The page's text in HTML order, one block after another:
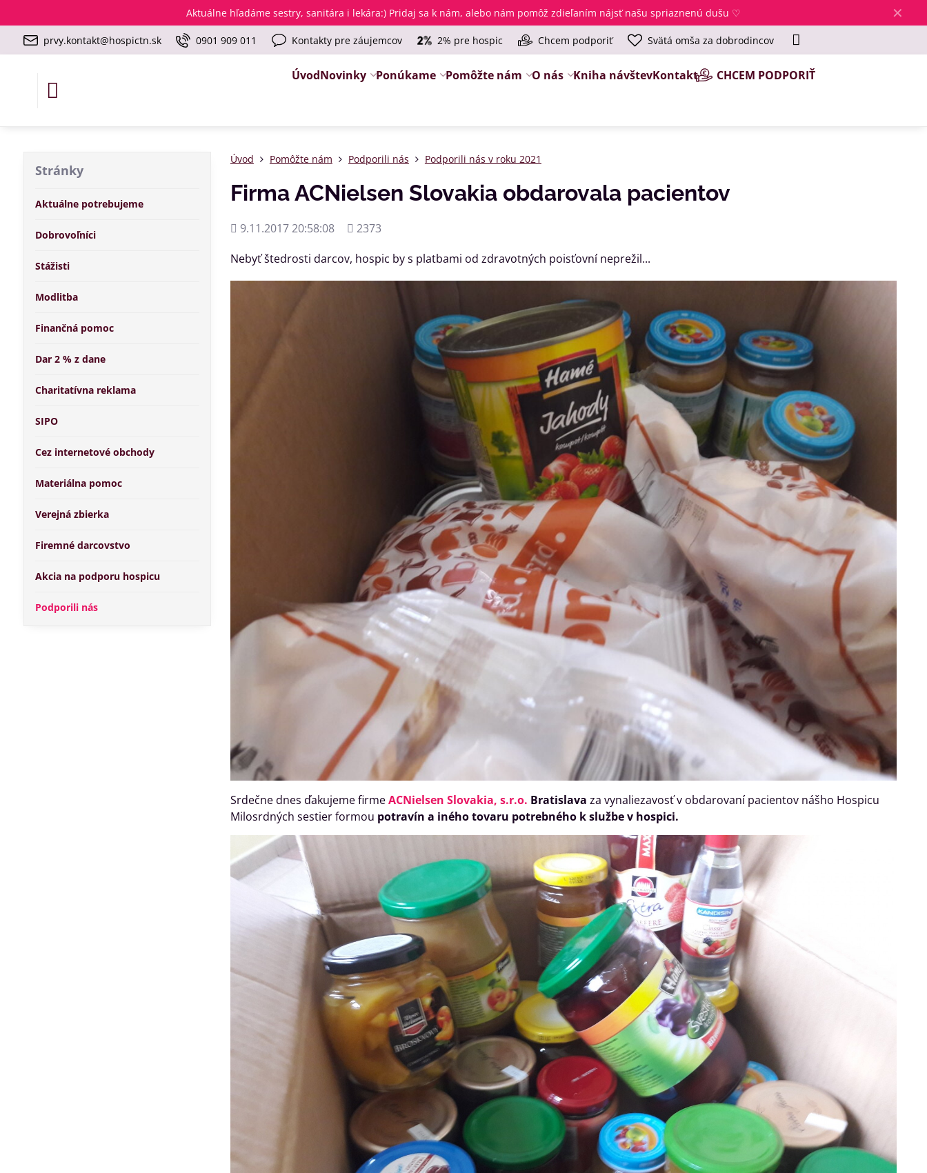
✕
Aktuálne hľadáme sestry, sanitára i lekára:) Pridaj sa k nám, alebo nám pomôž zdieľaním nájsť našu spriaznenú dušu ♡
prvy.kontakt@hospictn.sk 0901 909 011 Kontakty pre záujemcov 2% pre hospic Chcem podporiť Svätá omša za dobrodincov
ÚvodNovinky Ponúkame Pomôžte nám O nás Kniha návštevKontakt CHCEM PODPORIŤ
Úvod Pomôžte nám Podporili nás Podporili nás v roku 2021
Firma ACNielsen Slovakia obdarovala pacientov
Pridané
9.11.2017 20:58:08
Počet
2373
Nebyť štedrosti darcov, hospic by s platbami od zdravotných poisťovní neprežil...
Srdečne dnes ďakujeme firmeACNielsen Slovakia, s.r.o. Bratislava za vynaliezavosť v obdarovaní pacientov nášho Hospicu
Milosrdných sestier formou potravín a iného tovaru potrebného k službe v hospici.
Stránky
Aktuálne potrebujeme
Dobrovoľníci
Stážisti
Modlitba
Finančná pomoc
Dar 2 % z dane
Charitatívna reklama
SIPO
Cez internetové obchody
Materiálna pomoc
Verejná zbierka
Firemné darcovstvo
Akcia na podporu hospicu
Podporili nás